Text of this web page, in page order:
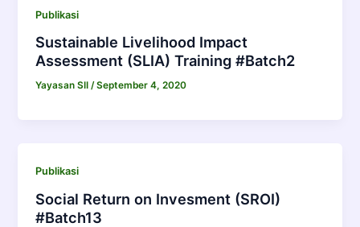
Publikasi
Sustainable Livelihood Impact
Assessment (SLIA) Training #Batch2
Yayasan SII/September 4, 2020
Publikasi
Social Return on Invesment (SROI)
#Batch13